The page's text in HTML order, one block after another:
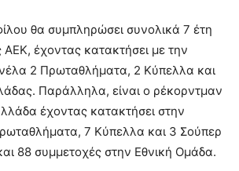
θα συμπληρώσει συνολικά 7 έτη
έχοντας κατακτήσει με την
2 Πρωταθλήματα, 2 Κύπελλα και
Παράλληλα, είναι ο ρέκορντμαν
έχοντας κατακτήσει στην
7 Κύπελλα και 3 Σούπερ
88 συμμετοχές στην Εθνική Ομάδα.